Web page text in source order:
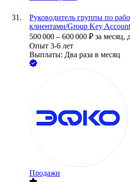
Руководитель группы по
клиентами/Group Key
500 000 – 600 000 ₽ за месяц,
Опыт 3-6 лет
Выплаты: Два раза в месяц
Продажи